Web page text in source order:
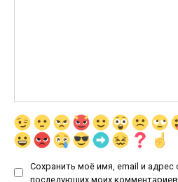
Сохранить моё имя, email и адрес
последующих моих комментариев.